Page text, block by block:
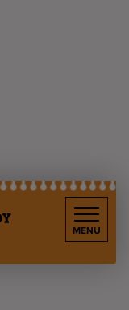
MENU